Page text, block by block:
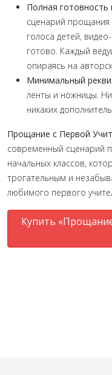
Полная готовность
сценарий прощания
голоса детей,
готово. Каждый
опираясь на
Минимальный
ленты и ножницы.
никаких
Прощание с Первой
современный сценарий
начальных классов,
трогательным и
любимого первого
Купить